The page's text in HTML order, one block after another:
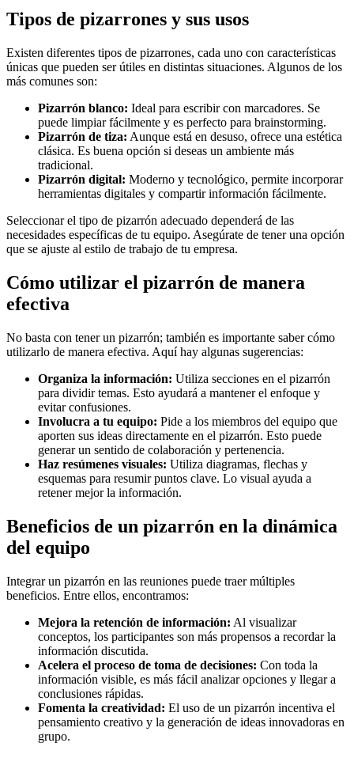
Tipos de pizarrones y sus usos
Existen diferentes tipos de pizarrones, cada uno con características
únicas que pueden ser útiles en distintas situaciones. Algunos de los
más comunes son:
Pizarrón blanco: Ideal para escribir con marcadores. Se
puede limpiar fácilmente y es perfecto para brainstorming.
Pizarrón de tiza: Aunque está en desuso, ofrece una estética
clásica. Es buena opción si deseas un ambiente más
tradicional.
Pizarrón digital: Moderno y tecnológico, permite incorporar
herramientas digitales y compartir información fácilmente.
Seleccionar el tipo de pizarrón adecuado dependerá de las
necesidades específicas de tu equipo. Asegúrate de tener una opción
que se ajuste al estilo de trabajo de tu empresa.
Cómo utilizar el pizarrón de manera
efectiva
No basta con tener un pizarrón; también es importante saber cómo
utilizarlo de manera efectiva. Aquí hay algunas sugerencias:
Organiza la información: Utiliza secciones en el pizarrón
para dividir temas. Esto ayudará a mantener el enfoque y
evitar confusiones.
Involucra a tu equipo: Pide a los miembros del equipo que
aporten sus ideas directamente en el pizarrón. Esto puede
generar un sentido de colaboración y pertenencia.
Haz resúmenes visuales: Utiliza diagramas, flechas y
esquemas para resumir puntos clave. Lo visual ayuda a
retener mejor la información.
Beneficios de un pizarrón en la dinámica
del equipo
Integrar un pizarrón en las reuniones puede traer múltiples
beneficios. Entre ellos, encontramos:
Mejora la retención de información: Al visualizar
conceptos, los participantes son más propensos a recordar la
información discutida.
Acelera el proceso de toma de decisiones: Con toda la
información visible, es más fácil analizar opciones y llegar a
conclusiones rápidas.
Fomenta la creatividad: El uso de un pizarrón incentiva el
pensamiento creativo y la generación de ideas innovadoras en
grupo.